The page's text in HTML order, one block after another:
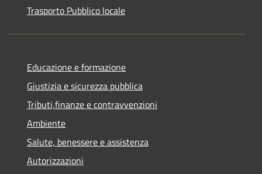
Trasporto Pubblico locale
Educazione e formazione
Giustizia e sicurezza pubblica
Tributi,finanze e contravvenzioni
Ambiente
Salute, benessere e assistenza
Autorizzazioni